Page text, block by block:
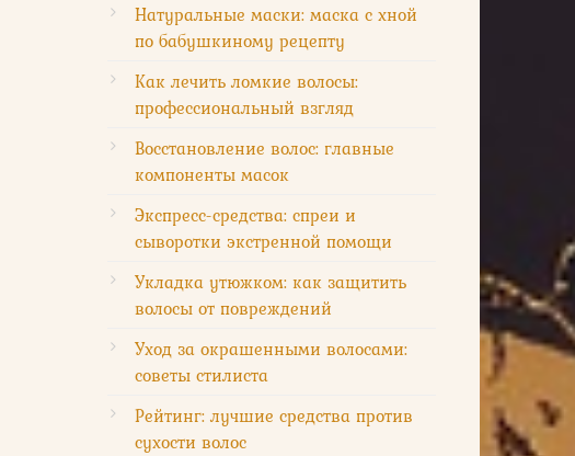
Натуральные маски: маска с хной
по бабушкиному рецепту
Как лечить ломкие волосы:
профессиональный взгляд
Восстановление волос: главные
компоненты масок
Экспресс-средства: спреи и
сыворотки экстренной помощи
Укладка утюжком: как защитить
волосы от повреждений
Уход за окрашенными волосами:
советы стилиста
Рейтинг: лучшие средства против
сухости волос